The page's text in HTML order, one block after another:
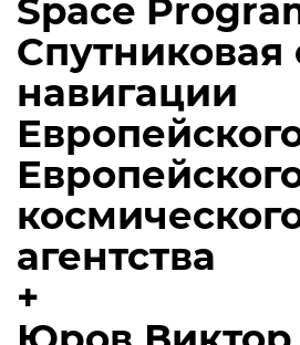
Space
Спутниковая
навигации
агентства
+